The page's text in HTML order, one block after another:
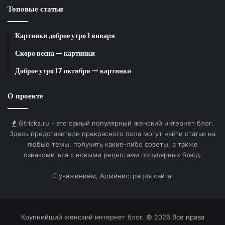
облысения;
может потребоваться консультация врача;
эффект обычно проявляется постепенно, а не
рассматривать как элемент комплексного ухода за
волосами. Они могут помочь укрепить волосы,
улучшить их внешний вид и поддержать рост,
особенно при временных причинах выпадения.
Однако максимальный результат достигается при
Топовые статьи
Картинки доброе утро 1 января
Скоро весна — картинки
Доброе утро 17 октября — картинки
О проекте
Gtricks.ru - это самый популярный женский интернет блог.
Здесь представители прекрасного пола могут найти статьи на
любые темы, получить какие-либо советы, а также
ознакомиться с новыми рецептами популярных блюд.
С уважением, Администрация сайта.
Крупнейший женский интернет блог. © 2026 Все права